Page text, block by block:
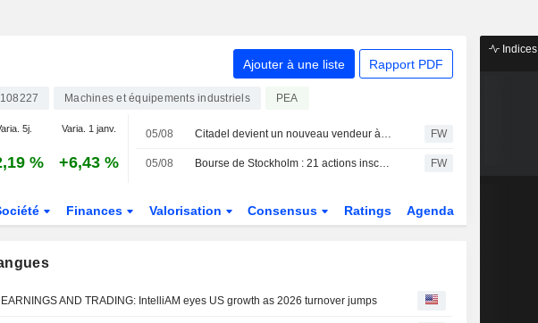
Ajouter à une liste Rapport PDF
Machines et équipements industriels PEA
5j. Varia. 1 janv.
% +6,43 %
05/08 Citadel devient un nouveau vendeur à découvert déclaré chez SKF FW
05/08 Bourse de Stockholm : 21 actions inscrivent un nouveau plus haut sur 52 semaines ce jour FW
Finances Valorisation Consensus Ratings Agenda
EARNINGS AND TRADING: IntelliAM eyes US growth as 2026 turnover jumps
Indices